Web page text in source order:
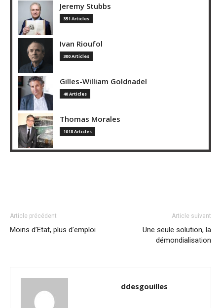
Jeremy Stubbs
351 Articles
Ivan Rioufol
300 Articles
Gilles-William Goldnadel
40 Articles
Thomas Morales
1018 Articles
Article précédent
Moins d’Etat, plus d’emploi
Article suivant
Une seule solution, la
démondialisation
ddesgouilles